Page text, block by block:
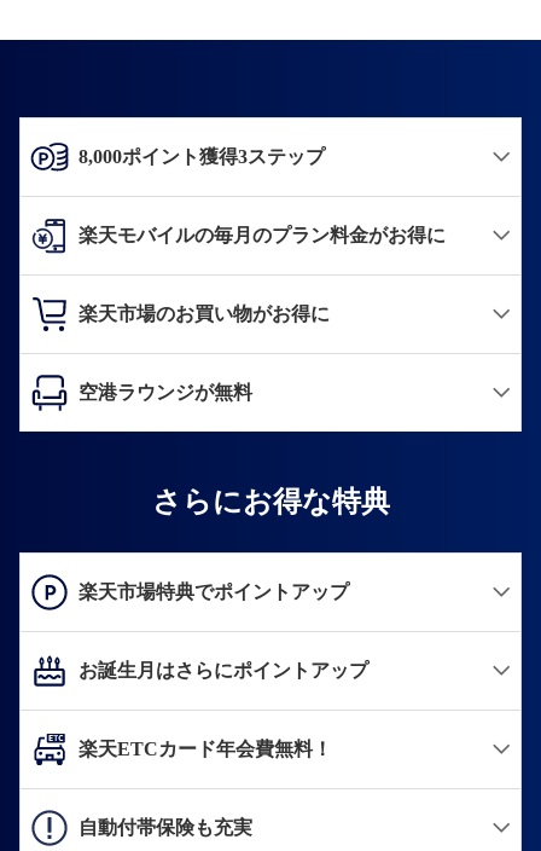
8,000ポイント獲得3ステップ
楽天モバイルの毎月のプラン料金がお得に
楽天市場のお買い物がお得に
空港ラウンジが無料
さらにお得な特典
楽天市場特典でポイントアップ
お誕生月はさらにポイントアップ
楽天ETCカード年会費無料！
自動付帯保険も充実